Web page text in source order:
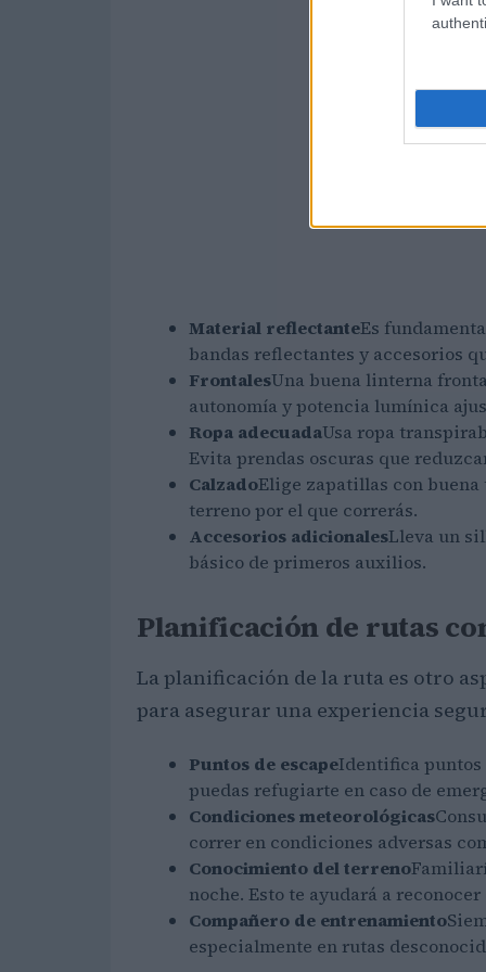
Material reflectanteEs
bandas reflectantes y accesorios
FrontalesUna buena linterna
autonomía y potencia lumínica
Ropa adecuadaUsa ropa
Evita prendas oscuras que
CalzadoElige zapatillas con
terreno por el que correrás.
Accesorios adicionalesLleva un
básico de primeros auxilios.
Planificación de rutas
La planificación de la ruta es otro
para asegurar una experiencia
Puntos de escapeIdentifica puntos
puedas refugiarte en caso de
Condiciones meteorológicas
correr en condiciones adversas
Conocimiento del terreno
noche. Esto te ayudará a
Compañero de entrenamiento
especialmente en rutas